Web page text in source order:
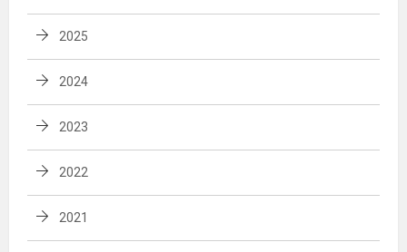
2025
2024
2023
2022
2021